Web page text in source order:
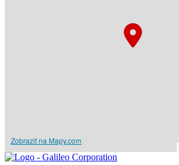
Zobrazit na Mapy.com